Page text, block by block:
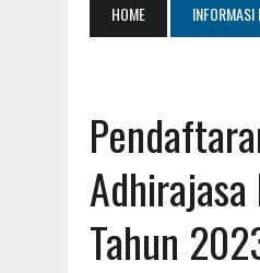
HOME
Tahun